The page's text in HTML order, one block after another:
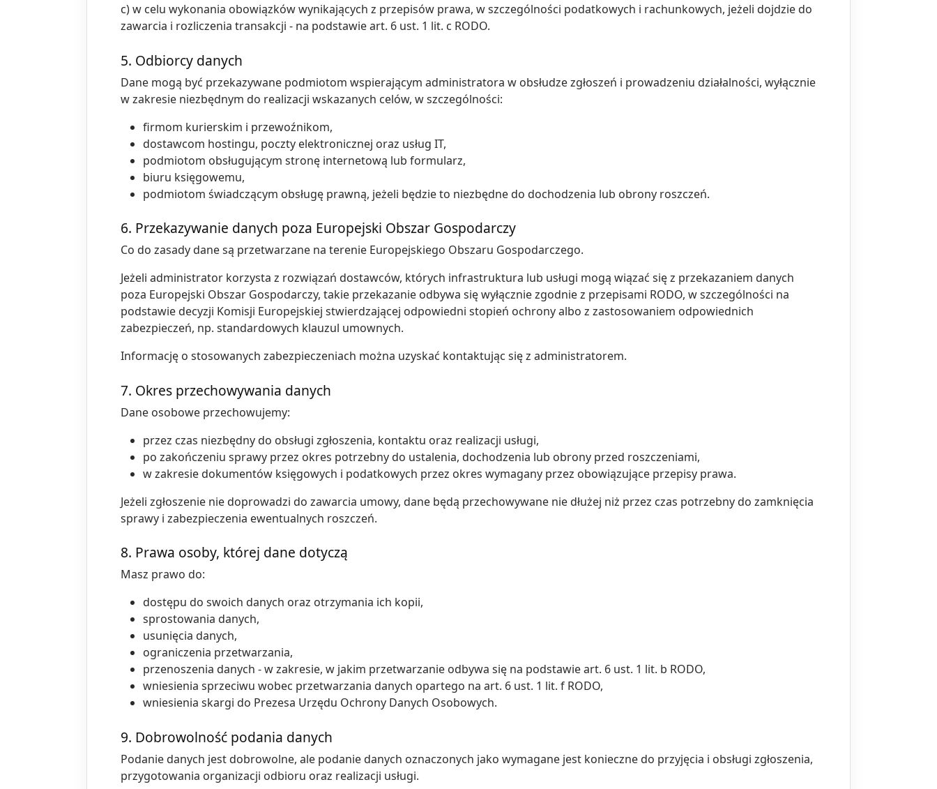
c) w celu wykonania obowiązków wynikających z przepisów prawa, w szczególności podatkowych i rachunkowych, jeżeli dojdzie do
zawarcia i rozliczenia transakcji - na podstawie art. 6 ust. 1 lit. c RODO.
5. Odbiorcy danych
Dane mogą być przekazywane podmiotom wspierającym administratora w obsłudze zgłoszeń i prowadzeniu działalności, wyłącznie
w zakresie niezbędnym do realizacji wskazanych celów, w szczególności:
firmom kurierskim i przewoźnikom,
dostawcom hostingu, poczty elektronicznej oraz usług IT,
podmiotom obsługującym stronę internetową lub formularz,
biuru księgowemu,
podmiotom świadczącym obsługę prawną, jeżeli będzie to niezbędne do dochodzenia lub obrony roszczeń.
6. Przekazywanie danych poza Europejski Obszar Gospodarczy
Co do zasady dane są przetwarzane na terenie Europejskiego Obszaru Gospodarczego.
Jeżeli administrator korzysta z rozwiązań dostawców, których infrastruktura lub usługi mogą wiązać się z przekazaniem danych
poza Europejski Obszar Gospodarczy, takie przekazanie odbywa się wyłącznie zgodnie z przepisami RODO, w szczególności na
podstawie decyzji Komisji Europejskiej stwierdzającej odpowiedni stopień ochrony albo z zastosowaniem odpowiednich
zabezpieczeń, np. standardowych klauzul umownych.
Informację o stosowanych zabezpieczeniach można uzyskać kontaktując się z administratorem.
7. Okres przechowywania danych
Dane osobowe przechowujemy:
przez czas niezbędny do obsługi zgłoszenia, kontaktu oraz realizacji usługi,
po zakończeniu sprawy przez okres potrzebny do ustalenia, dochodzenia lub obrony przed roszczeniami,
w zakresie dokumentów księgowych i podatkowych przez okres wymagany przez obowiązujące przepisy prawa.
Jeżeli zgłoszenie nie doprowadzi do zawarcia umowy, dane będą przechowywane nie dłużej niż przez czas potrzebny do zamknięcia
sprawy i zabezpieczenia ewentualnych roszczeń.
8. Prawa osoby, której dane dotyczą
Masz prawo do:
dostępu do swoich danych oraz otrzymania ich kopii,
sprostowania danych,
usunięcia danych,
ograniczenia przetwarzania,
przenoszenia danych - w zakresie, w jakim przetwarzanie odbywa się na podstawie art. 6 ust. 1 lit. b RODO,
wniesienia sprzeciwu wobec przetwarzania danych opartego na art. 6 ust. 1 lit. f RODO,
wniesienia skargi do Prezesa Urzędu Ochrony Danych Osobowych.
9. Dobrowolność podania danych
Podanie danych jest dobrowolne, ale podanie danych oznaczonych jako wymagane jest konieczne do przyjęcia i obsługi zgłoszenia,
przygotowania organizacji odbioru oraz realizacji usługi.